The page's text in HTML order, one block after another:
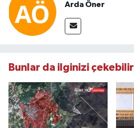
Arda Öner
Bunlar da ilginizi çekebilir